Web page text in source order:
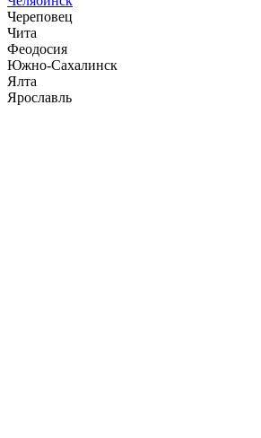
Череповец
Чита
Феодосия
Южно-Сахалинск
Ялта
Ярославль